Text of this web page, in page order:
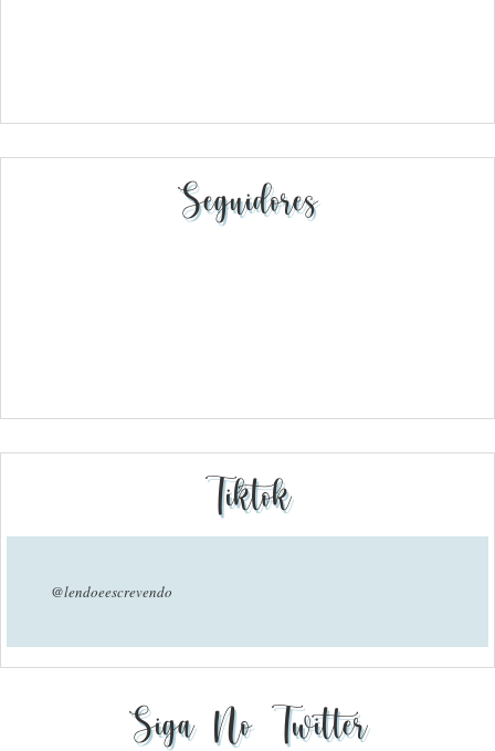
Seguidores
Tiktok
@lendoeescrevendo
Siga No Twitter